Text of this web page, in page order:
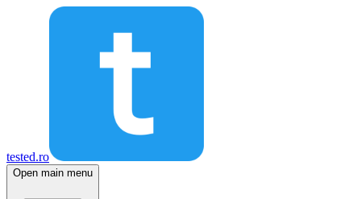
tested.ro
Open main menu